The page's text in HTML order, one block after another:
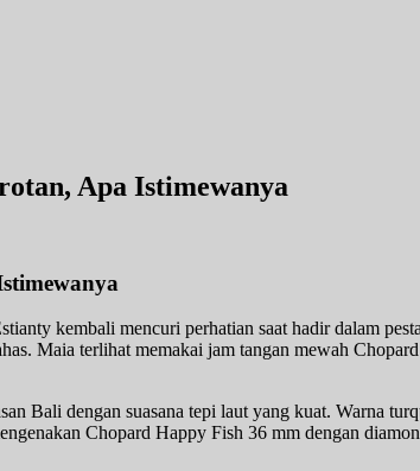
Apa Istimewanya
kembali mencuri perhatian saat hadir dalam
Maia terlihat memakai jam tangan mewah
Bali dengan suasana tepi laut yang kuat. Warna
Chopard Happy Fish 36 mm dengan